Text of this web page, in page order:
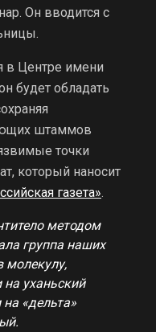
Он вводится с
в Центре имени
будет обладать
штаммов
точки
который наносит
газета».
методом
группа наших
молекулу,
на уханьский
«дельта»